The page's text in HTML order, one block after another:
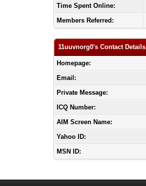
Time Spent Online:
Members Referred:
11uuvnorg0's Contact Details
Homepage:
Email:
Private Message:
ICQ Number:
AIM Screen Name:
Yahoo ID:
MSN ID: